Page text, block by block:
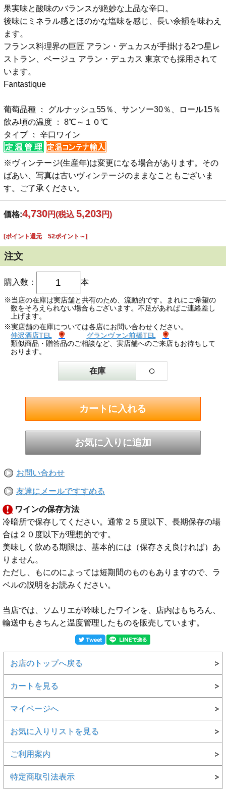
果実味と酸味のバランスが絶妙な上品な辛口。
後味にミネラル感とほのかな塩味を感じ、長い余韻を味わえ
ます。
フランス料理界の巨匠 アラン・デュカスが手掛ける2つ星レ
ストラン、ベージュ アラン・デュカス 東京でも採用されて
います。
Fantastique
葡萄品種 ： グルナッシュ55％、サンソー30％、ロール15％
飲み頃の温度 ： 8℃～１０℃
タイプ ： 辛口ワイン
※ヴィンテージ(生産年)は変更になる場合があります。その
ばあい、写真は古いヴィンテージのままなこともございま
す。ご了承ください。
価格:4,730円(税込 5,203円)
[ポイント還元 52ポイント～]
注文
購入数： 本
※当店の在庫は実店舗と共有のため、流動的です。まれにご希望の
数をそろえられない場合もございます。不足があればご連絡差し
上げます。
※実店舗の在庫については各店にお問い合わせください。
仲沢酒店TEL
グランヴァン前橋TEL
類似商品・贈答品のご相談など、実店舗へのご来店もお待ちして
おります。
在庫 ○
お問い合わせ
友達にメールですすめる
ワインの保存方法
冷暗所で保存してください。通常２５度以下、長期保存の場
合は２０度以下が理想的です。
美味しく飲める期限は、基本的には（保存さえ良ければ）あ
りません。
ただし、もにのによっては短期間のものもありますので、ラ
ベルの説明をお読みください。
当店では、ソムリエが吟味したワインを、店内はもちろん、
輸送中もきちんと温度管理したものを販売しています。
お店のトップへ戻る
カートを見る
マイページへ
お気に入りリストを見る
ご利用案内
特定商取引法表示